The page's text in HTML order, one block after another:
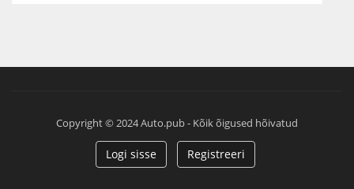
Copyright © 2024 Auto.pub - Kõik õigused hõivatud
Logi sisse Registreeri